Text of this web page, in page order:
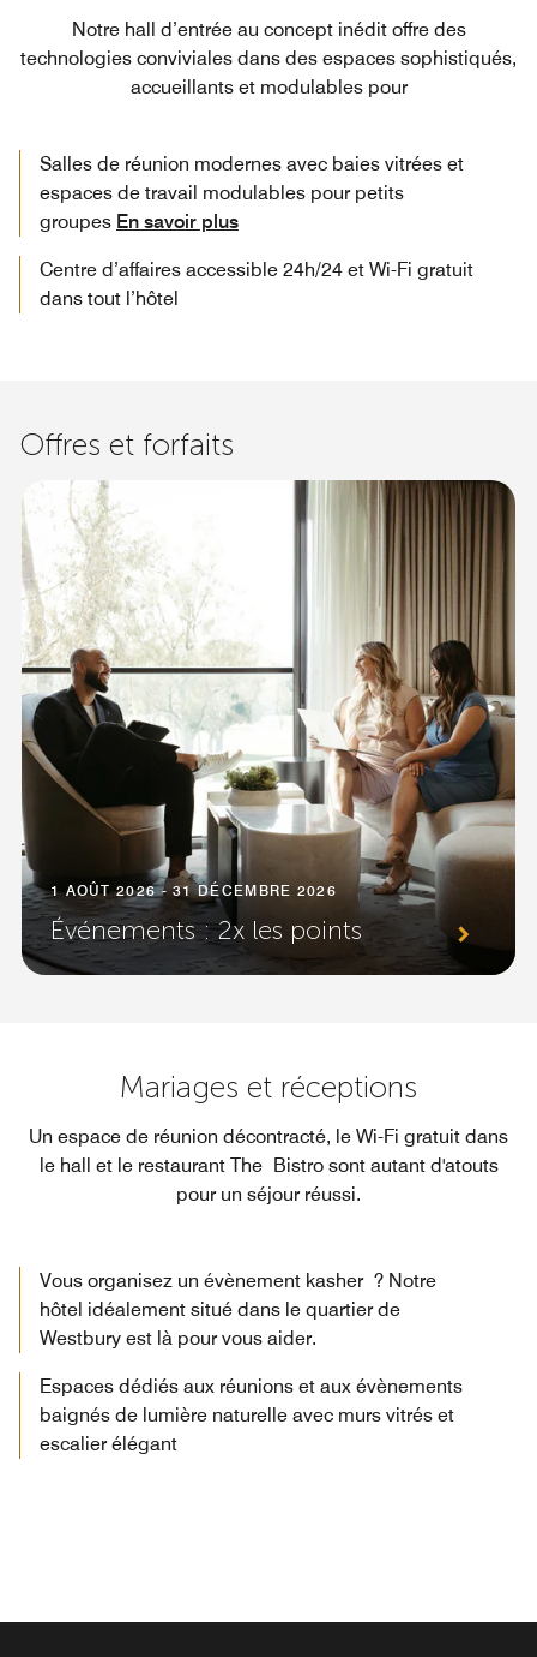
Notre hall d’entrée au concept inédit offre des
technologies conviviales dans des espaces sophistiqués,
accueillants et modulables pour
Salles de réunion modernes avec baies vitrées et
espaces de travail modulables pour petits
groupes En savoir plus
Centre d’affaires accessible 24h/24 et Wi-Fi gratuit
dans tout l’hôtel
Offres et forfaits
1 AOÛT 2026 - 31 DÉCEMBRE 2026
Événements : 2x les points
Mariages et réceptions
Un espace de réunion décontracté, le Wi-Fi gratuit dans
le hall et le restaurant The Bistro sont autant d'atouts
pour un séjour réussi.
Vous organisez un évènement kasher ? Notre
hôtel idéalement situé dans le quartier de
Westbury est là pour vous aider.
Espaces dédiés aux réunions et aux évènements
baignés de lumière naturelle avec murs vitrés et
escalier élégant